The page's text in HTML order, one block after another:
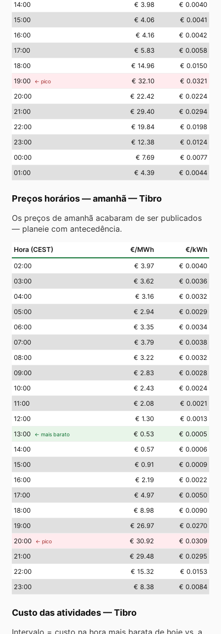
14:00 € 3.98
€ 0.0040
15:00 € 4.06
€ 0.0041
16:00 € 4.16
€ 0.0042
17:00 € 5.83
€ 0.0058
18:00 € 14.96
€ 0.0150
19:00 ← pico € 32.10
€ 0.0321
20:00 € 22.42
€ 0.0224
21:00 € 29.40
€ 0.0294
22:00 € 19.84
€ 0.0198
23:00 € 12.38
€ 0.0124
00:00 € 7.69
€ 0.0077
01:00 € 4.39 € 0.0044
Preços horários — amanhã—Tibro
Os preços de amanhã acabaram de ser publicados
— planeie com antecedência.
Hora (CEST) €/MWh €/kWh
02:00 € 3.97
€ 0.0040
03:00 € 3.62
€ 0.0036
04:00 € 3.16
€ 0.0032
05:00 € 2.94
€ 0.0029
06:00 € 3.35
€ 0.0034
07:00 € 3.79
€ 0.0038
08:00 € 3.22
€ 0.0032
09:00 € 2.83
€ 0.0028
10:00 € 2.43
€ 0.0024
11:00 € 2.08
€ 0.0021
12:00 € 1.30
€ 0.0013
13:00 ← mais barato € 0.53
€ 0.0005
14:00 € 0.57
€ 0.0006
15:00 € 0.91
€ 0.0009
16:00 € 2.19
€ 0.0022
17:00 € 4.97
€ 0.0050
18:00 € 8.98
€ 0.0090
19:00 € 26.97
€ 0.0270
20:00 ← pico € 30.92
€ 0.0309
21:00 € 29.48
€ 0.0295
22:00 € 15.32
€ 0.0153
23:00 € 8.38 € 0.0084
Custo das atividades—Tibro
Intervalo = custo na hora mais barata de hoje vs. a